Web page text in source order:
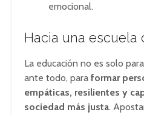
emocional.
Hacia una escuela
La educación no es solo
ante todo, para formar
empáticas, resilientes y
sociedad más justa.